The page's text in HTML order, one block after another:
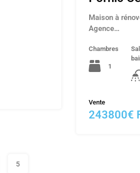
Maison à
Agence…
Chambres
1
Vente
243800€
5